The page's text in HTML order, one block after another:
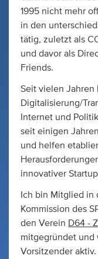
1995 nicht mehr
in den
tätig, zuletzt als
und davor als
Friends.
Seit vielen Jahren
Digitalisierung/
Internet und
seit einigen
und helfen
innovativer
Ich bin Mitglied in
Kommission des
den Verein D64 -
mitgegründet und
Vorsitzender